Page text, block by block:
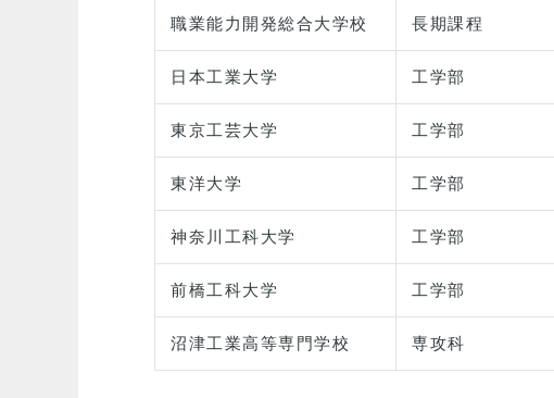
職業能力開発総合大学校 長期課程
日本工業大学 工学部
東京工芸大学 工学部
東洋大学 工学部
神奈川工科大学 工学部
前橋工科大学 工学部
沼津工業高等専門学校 専攻科